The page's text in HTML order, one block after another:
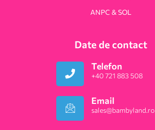
ANPC & SOL
Date de contact
Telefon
+40 721 883 508
Email
sales@bambyland.ro​